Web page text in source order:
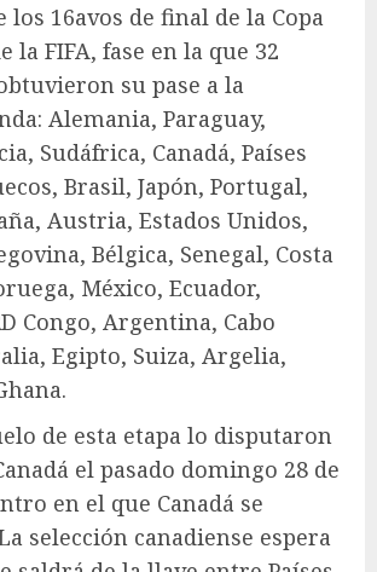
los 16avos de final de la Copa
la FIFA, fase en la que 32
su pase a la
Alemania, Paraguay,
Sudáfrica, Canadá, Países
Brasil, Japón, Portugal,
Austria, Estados Unidos,
Bélgica, Senegal, Costa
México, Ecuador,
Congo, Argentina, Cabo
Egipto, Suiza, Argelia,
de esta etapa lo disputaron
el pasado domingo 28 de
en el que Canadá se
selección canadiense espera